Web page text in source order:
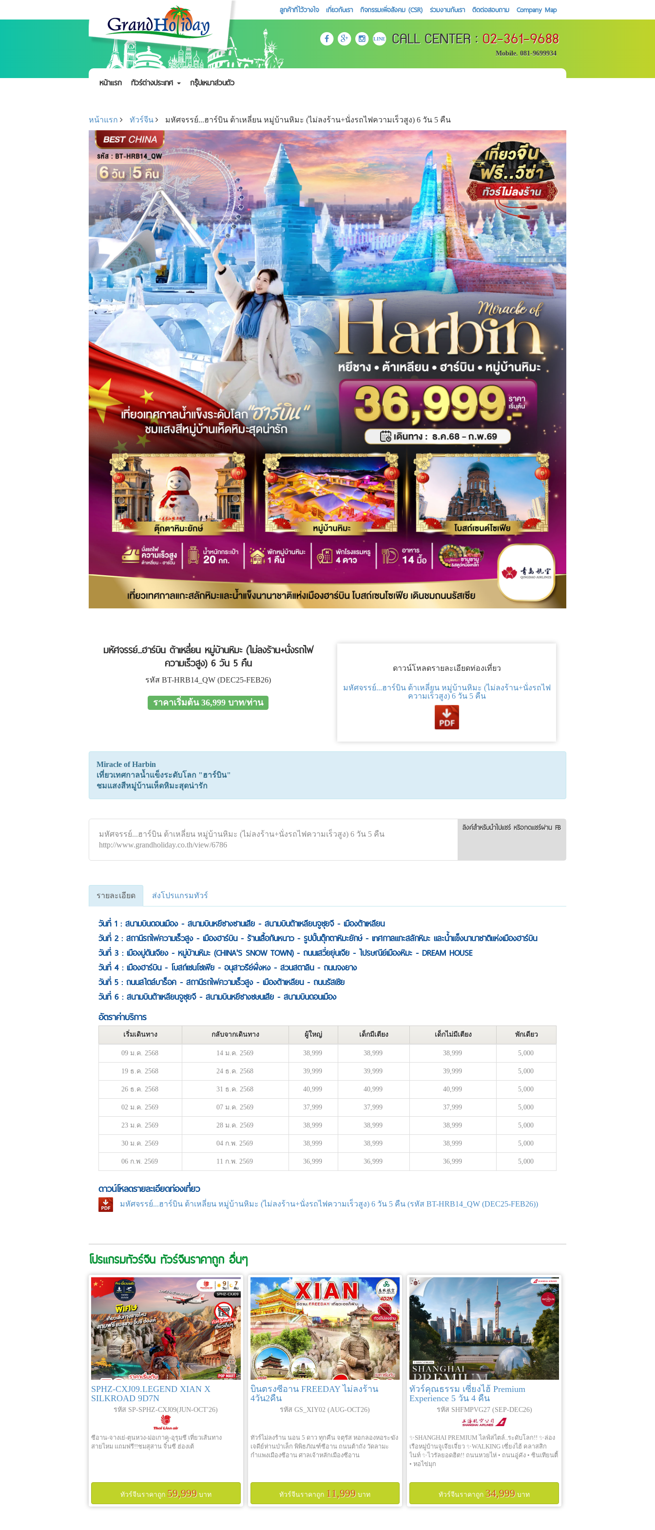
ลูกค้าที่ไว้วางใจ เกี่ยวกับเรา กิจกรรมเพื่อสังคม (CSR) ร่วมงานกับเรา ติดต่อสอบถาม Company Map
LINE CALL CENTER : 02-361-9688
Mobile. 081-9699934
หน้าแรก ทัวร์ต่างประเทศ กรุ๊ปเหมาส่วนตัว
หน้าแรก ทัวร์จีน มหัศจรรย์...ฮาร์บิน ต้าเหลี่ยน หมู่บ้านหิมะ (ไม่ลงร้าน+นั่งรถไฟความเร็วสูง) 6 วัน 5 คืน
มหัศจรรย์...ฮาร์บิน ต้าเหลี่ยน หมู่บ้านหิมะ (ไม่ลงร้าน+นั่งรถไฟ
ความเร็วสูง) 6 วัน 5 คืน
รหัส BT-HRB14_QW (DEC25-FEB26)
ราคาเริ่มต้น 36,999 บาท/ท่าน
ดาวน์โหลดรายละเอียดท่องเที่ยว
มหัศจรรย์...ฮาร์บิน ต้าเหลี่ยน หมู่บ้านหิมะ (ไม่ลงร้าน+นั่งรถไฟ
ความเร็วสูง) 6 วัน 5 คืน
Miracle of Harbin
เที่ยวเทศกาลน้ำแข็งระดับโลก "ฮาร์บิน"
ชมแสงสีหมู่บ้านเห็ดหิมะสุดน่ารัก
ลิงค์สำหรับนำไปแชร์ หรือกดแชร์ผ่าน FB
มหัศจรรย์...ฮาร์บิน ต้าเหลี่ยน หมู่บ้านหิมะ (ไม่ลงร้าน+นั่งรถไฟความเร็วสูง) 6 วัน 5 คืน
http://www.grandholiday.co.th/view/6786
รายละเอียด ส่งโปรแกรมทัวร์
วันที่ 1 : สนามบินดอนเมือง - สนามบินหยีชางซานเสีย - สนามบินต้าเหลียนจูชุยจี - เมืองต้าเหลียน
วันที่ 2 : สถานีรถไฟความเร็วสูง - เมืองฮาร์บิน - ร้านเสื้อกันหนาว - รูปปั้นตุ๊กตาหิมะยักษ์ - เทศกาลแกะสลักหิมะ และน้ำแข็งนานาชาติแห่งเมืองฮาร์บิน
วันที่ 3 : เมืองมู่ดันเจียง - หมู่บ้านหิมะ (CHINA'S SNOW TOWN) - ถนนเสวี่ยยุ่นเจีย - ไปรษณีย์เมืองหิมะ - DREAM HOUSE
วันที่ 4 : เมืองฮาร์บิน - โบสถ์เซนโซเฟีย - อนุสาวรีย์ฝั่งหง - สวนสตาลิน - ถนนจงยาง
วันที่ 5 : ถนนสไตล์บาร็อค - สถานีรถไฟความเร็วสูง - เมืองต้าเหลียน - ถนนรัสเซีย
วันที่ 6 : สนามบินต้าเหลียนจูซุยจี - สนามบินหยีชางซษนเสีย - สนามบินดอนเมือง
อัตราค่าบริการ
เริ่มเดินทาง กลับจากเดินทาง ผู้ใหญ่ เด็กมีเตียง เด็กไม่มีเตียง พักเดียว
09 ม.ค. 2568 14 ม.ค. 2569 38,999 38,999 38,999 5,000
19 ธ.ค. 2568 24 ธ.ค. 2568 39,999 39,999 39,999 5,000
26 ธ.ค. 2568 31 ธ.ค. 2568 40,999 40,999 40,999 5,000
02 ม.ค. 2569 07 ม.ค. 2569 37,999 37,999 37,999 5,000
23 ม.ค. 2569 28 ม.ค. 2569 38,999 38,999 38,999 5,000
30 ม.ค. 2569 04 ก.พ. 2569 38,999 38,999 38,999 5,000
06 ก.พ. 2569 11 ก.พ. 2569 36,999 36,999 36,999 5,000
ดาวน์โหลดรายละเอียดท่องเที่ยว
มหัศจรรย์...ฮาร์บิน ต้าเหลี่ยน หมู่บ้านหิมะ (ไม่ลงร้าน+นั่งรถไฟความเร็วสูง) 6 วัน 5 คืน (รหัส BT-HRB14_QW (DEC25-FEB26))
โปรแกรมทัวร์จีน ทัวร์จีนราคาถูก อื่นๆ
SPHZ-CXJ09.LEGEND XIAN X
SILKROAD 9D7N
รหัส SP-SPHZ-CXJ09(JUN-OCT'26)
ซีอาน-จางเย่-ตุนหวง-ม่อเกาคู-อุรุมชี เที่ยวเส้นทาง
สายไหม แถมฟรี!!ชมสุสาน จิ๋นซี ฮ่องเต้
ทัวร์จีนราคาถูก 59,999บาท
บินตรงซีอาน FREEDAY ไม่ลงร้าน
4วัน2คืน
รหัส GS_XIY02 (AUG-OCT26)
ทัวร์ไม่ลงร้าน นอน 5 ดาว ทุกคืน จตุรัส หอกลองหอระฆัง
เจดีย์ห่านป่าเล็ก พิพิธภัณฑ์ซีอาน ถนนต้าถัง วัดลามะ
กำแพงเมืองซีอาน ศาลเจ้าหลักเมืองซีอาน
ทัวร์จีนราคาถูก 11,999บาท
ทัวร์คุณธรรม เซี่ยงไฮ้ Premium
Experience 5 วัน 4 คืน
รหัส SHFMPVG27 (SEP-DEC26)
✨SHANGHAI PREMIUM ไลฟ์สไตล์..ระดับโลก!! ✨ล่อง
เรือหมู่บ้านจูเจียเจี่ยว ✨WALKING เซี่ยงไฮ้ คลาสสิก
ไนท์ ✨ไวรัลยอดฮิต!! ถนนหวยไห่ • ถนนอู่คัง • ซินเทียนตี้
• หอไข่มุก
ทัวร์จีนราคาถูก 34,999บาท